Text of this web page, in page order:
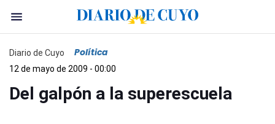
Diario de Cuyo Política
12 de mayo de 2009 - 00:00
Del galpón a la superescuela